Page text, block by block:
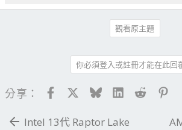
觀看原主題
你必須登入或註冊才能在此回
分享： FacebookBlueskyLinkedIn
Reddit
Intel 13代 Raptor Lake